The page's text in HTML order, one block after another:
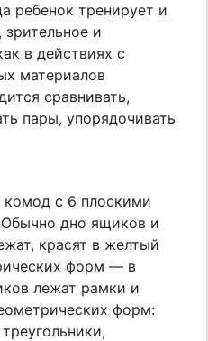
ребенок тренирует и
зрительное и
в действиях с
материалов
сравнивать,
пары, упорядочивать
с 6 плоскими
дно ящиков и
красят в желтый
форм — в
лежат рамки и
форм: